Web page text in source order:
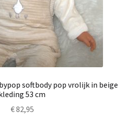
softbody pop vrolijk in beige
53 cm
€82,95